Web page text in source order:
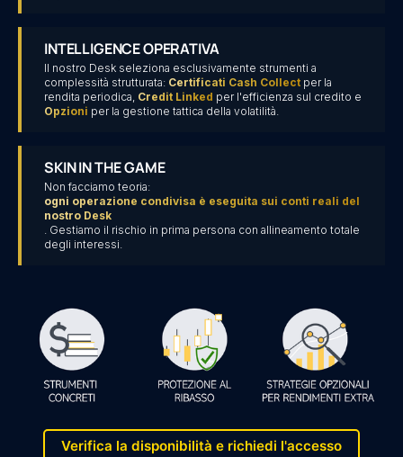
INTELLIGENCE OPERATIVA
Il nostro Desk seleziona esclusivamente strumenti a
complessità strutturata: Certificati Cash Collect per la
rendita periodica, Credit Linked per l'efficienza sul credito e
Opzioni per la gestione tattica della volatilità.
SKIN IN THE GAME
Non facciamo teoria:
ogni operazione condivisa è eseguita sui conti reali del
nostro Desk
. Gestiamo il rischio in prima persona con allineamento totale
degli interessi.
Verifica la disponibilità e richiedi l'accesso